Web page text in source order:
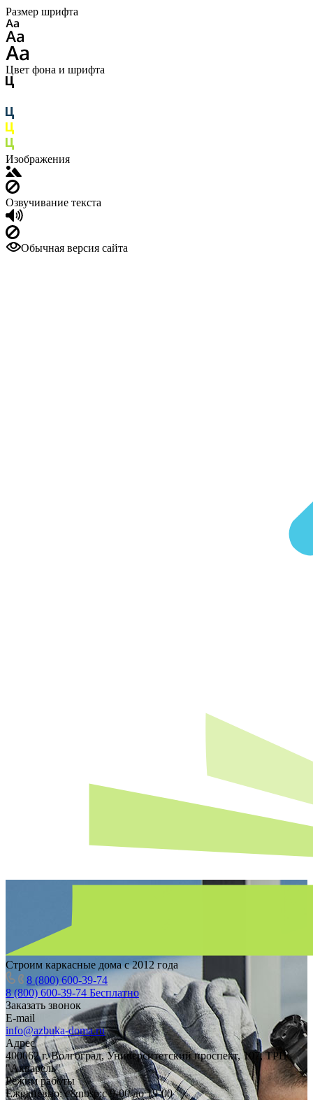
Размер шрифта
Цвет фона и шрифта
Изображения
Озвучивание текста
Обычная версия сайта
Строим каркасные дома с 2012 года
8 (800) 600-39-74
8 (800) 600-39-74 Бесплатно
Заказать звонок
E-mail
info@azbuka-doma.ru
Адрес
400062 г. Волгоград, Университетский проспект, 107, ТРЦ
"Акварель"
Режим работы
Ежедневно: с&nbsp;с 9-00 до 19-00